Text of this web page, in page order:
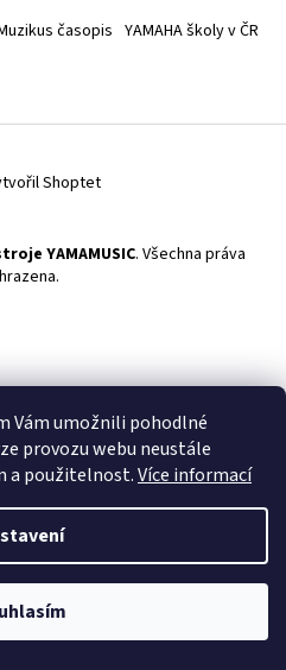
Vám umožnili pohodlné
provozu webu neustále
a použitelnost.Více informací
časopis YAMAHA školy v ČR
Shoptet
YAMAMUSIC. Všechna práva